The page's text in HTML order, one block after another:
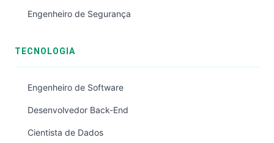
Engenheiro de Segurança
TECNOLOGIA
Engenheiro de Software
Desenvolvedor Back-End
Cientista de Dados